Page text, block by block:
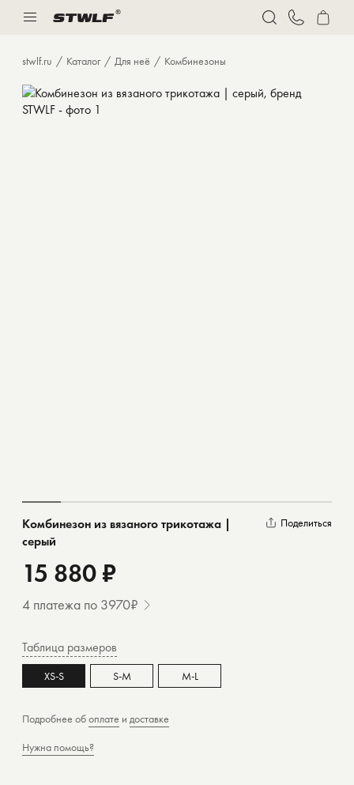
Спорт
Костюмы
Толстовки и худи
Футболки
stwlf.ru Каталог Для неё Комбинезоны
Поделиться
Комбинезон из вязаного трикотажа |
серый
15 880 ₽
4 платежа по 3970₽
Таблица размеров
XS-S S-M M-L
Подробнее обоплате и доставке
Нужна помощь?